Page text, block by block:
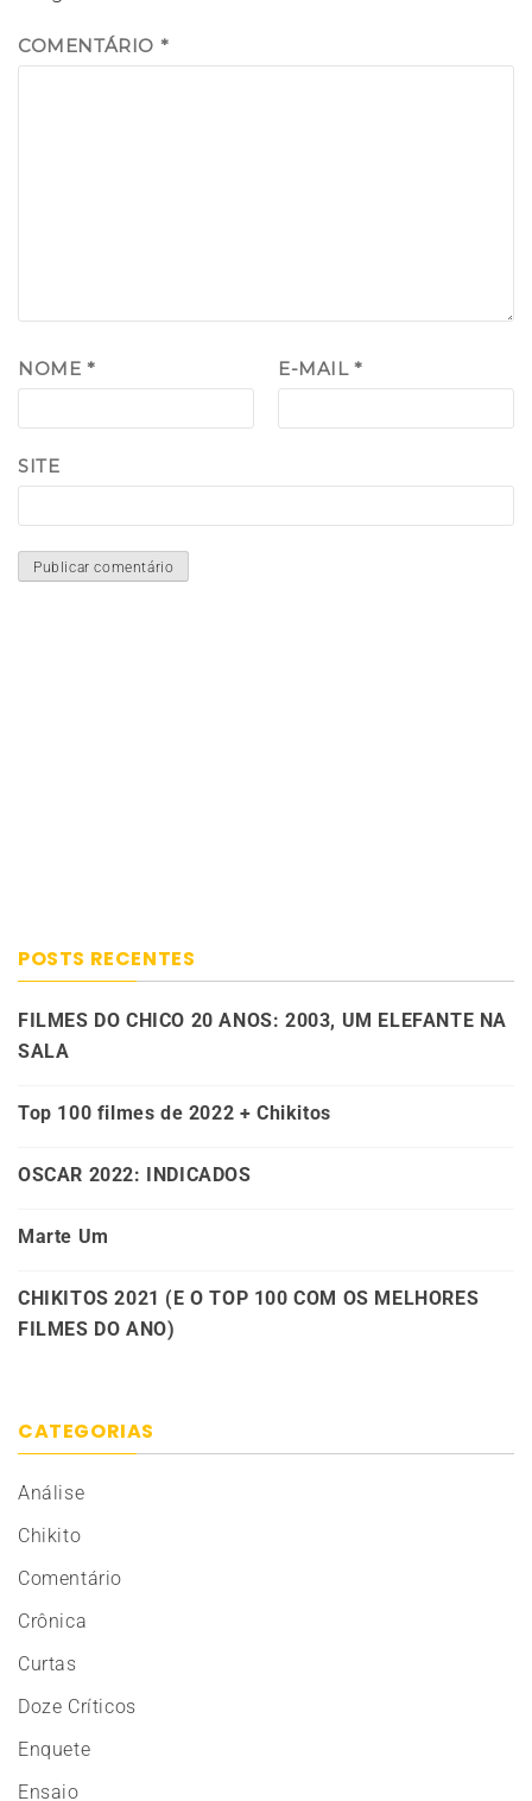
COMENTÁRIO *
NOME * E-MAIL*
SITE
POSTS RECENTES
FILMES DO CHICO 20 ANOS: 2003, UM ELEFANTE NA
SALA
Top 100 filmes de 2022 + Chikitos
OSCAR 2022: INDICADOS
Marte Um
CHIKITOS 2021 (E O TOP 100 COM OS MELHORES
FILMES DO ANO)
CATEGORIAS
Análise
Chikito
Comentário
Crônica
Curtas
Doze Críticos
Enquete
Ensaio